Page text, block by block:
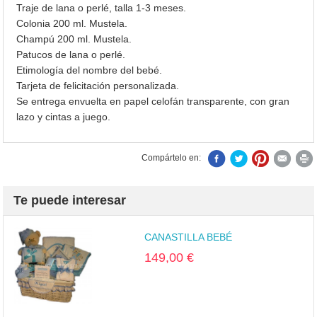
Traje de lana o perlé, talla 1-3 meses.
Colonia 200 ml. Mustela.
Champú 200 ml. Mustela.
Patucos de lana o perlé.
Etimología del nombre del bebé.
Tarjeta de felicitación personalizada.
Se entrega envuelta en papel celofán transparente, con gran
lazo y cintas a juego.
Compártelo en:
Te puede interesar
CANASTILLA BEBÉ
149,00 €